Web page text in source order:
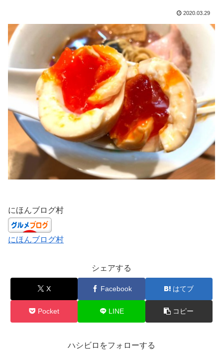
2020.03.29
にほんブログ村
にほんブログ村
シェアする
X Facebook はてブ
Pocket LINE コピー
ハシビロをフォローする